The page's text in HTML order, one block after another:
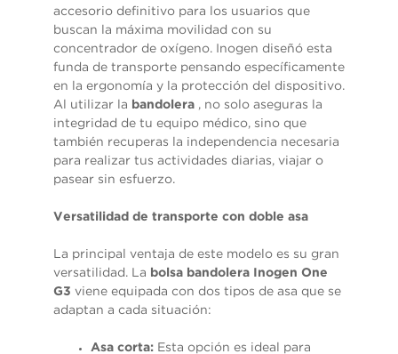
accesorio definitivo para los usuarios que
buscan la máxima movilidad con su
concentrador de oxígeno. Inogen diseñó esta
funda de transporte pensando específicamente
en la ergonomía y la protección del dispositivo.
Al utilizar la
bandolera , no solo aseguras la
integridad de tu equipo médico, sino que
también recuperas la independencia necesaria
para realizar tus actividades diarias, viajar o
pasear sin esfuerzo.
Versatilidad de transporte con doble asa
La principal ventaja de este modelo es su gran
versatilidad. La
bolsa bandolera Inogen One
G3 viene equipada con dos tipos de asa que se
adaptan a cada situación:
Asa corta: Esta opción es ideal para
Al compartir tus
intereses y
comportamiento
mientras visitas
nuestro sitio,
aumentas la
posibilidad de
ver contenido y
ofertas
personalizados.